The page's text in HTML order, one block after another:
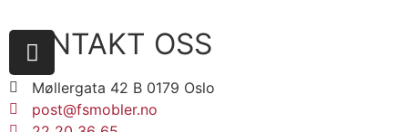
KONTAKT OSS
Møllergata 42 B 0179 Oslo
post@fsmobler.no